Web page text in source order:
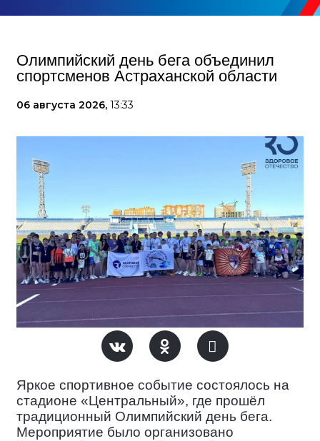
Олимпийский день бега объединил
спортсменов Астраханской области
06 августа 2026, 13:33
Яркое спортивное событие состоялось на
стадионе «Центральный», где прошёл
традиционный Олимпийский день бега.
Мероприятие было организовано